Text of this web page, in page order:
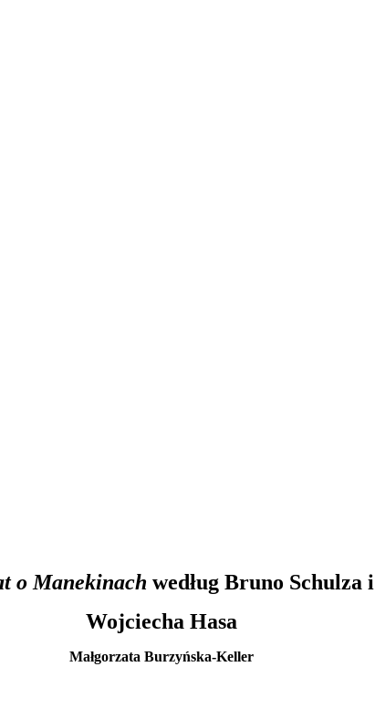
o Manekinach według Bruno Schulza i
Wojciecha Hasa
Małgorzata Burzyńska-Keller